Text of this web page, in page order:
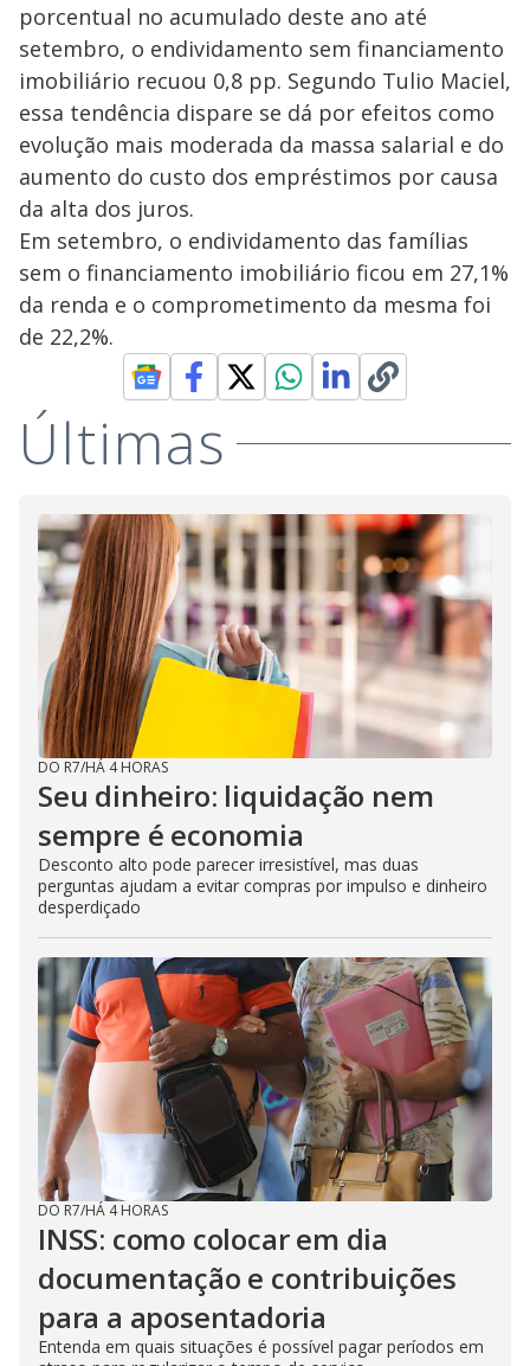
porcentual no acumulado deste ano até
setembro, o endividamento sem financiamento
imobiliário recuou 0,8 pp. Segundo Tulio Maciel,
essa tendência dispare se dá por efeitos como
evolução mais moderada da massa salarial e do
aumento do custo dos empréstimos por causa
da alta dos juros.
Em setembro, o endividamento das famílias
sem o financiamento imobiliário ficou em 27,1%
da renda e o comprometimento da mesma foi
de 22,2%.
Últimas
DO R7/HÁ 4 HORAS
Seu dinheiro: liquidação nem
sempre é economia
Desconto alto pode parecer irresistível, mas duas
perguntas ajudam a evitar compras por impulso e dinheiro
desperdiçado
DO R7/HÁ 4 HORAS
INSS: como colocar em dia
documentação e contribuições
para a aposentadoria
Entenda em quais situações é possível pagar períodos em